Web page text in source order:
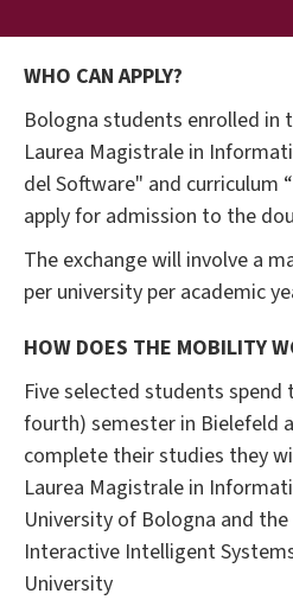
WHO CAN APPLY?
Bologna students enrolled in
Laurea Magistrale in
del Software" and curriculum
apply for admission to the
The exchange will involve a
per university per academic
HOW DOES THE MOBILITY
Five selected students
fourth) semester in Bielefeld
complete their studies they
Laurea Magistrale in
University of Bologna and
Interactive Intelligent
University